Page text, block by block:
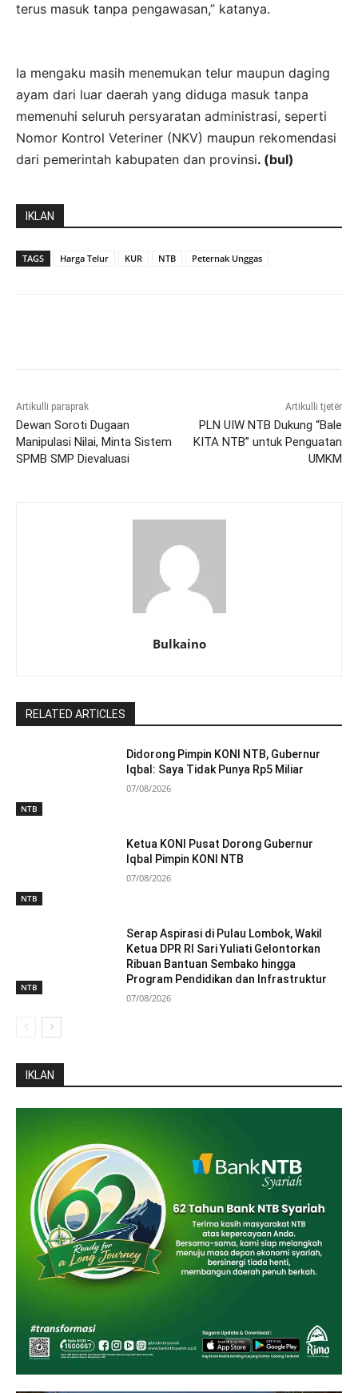
terus masuk tanpa pengawasan,” katanya.
Ia mengaku masih menemukan telur maupun daging
ayam dari luar daerah yang diduga masuk tanpa
memenuhi seluruh persyaratan administrasi, seperti
Nomor Kontrol Veteriner (NKV) maupun rekomendasi
dari pemerintah kabupaten dan provinsi. (bul)
IKLAN
TAGS Harga Telur KUR NTB Peternak Unggas
Artikulli paraprak
Dewan Soroti Dugaan
Manipulasi Nilai, Minta Sistem
SPMB SMP Dievaluasi
Artikulli tjetër
PLN UIW NTB Dukung “Bale
KITA NTB” untuk Penguatan
UMKM
Bulkaino
RELATED ARTICLES
NTB
Didorong Pimpin KONI NTB, Gubernur
Iqbal: Saya Tidak Punya Rp5 Miliar
07/08/2026
NTB
Ketua KONI Pusat Dorong Gubernur
Iqbal Pimpin KONI NTB
07/08/2026
NTB
Serap Aspirasi di Pulau Lombok, Wakil
Ketua DPR RI Sari Yuliati Gelontorkan
Ribuan Bantuan Sembako hingga
Program Pendidikan dan Infrastruktur
07/08/2026
IKLAN